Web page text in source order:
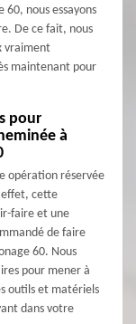
60, nous essayons
De ce fait, nous
vraiment
maintenant pour
pour
à
opération réservée
effet, cette
faire et une
de faire
60. Nous
pour mener à
outils et matériels
dans votre